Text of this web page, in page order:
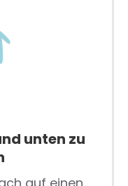
unten zu